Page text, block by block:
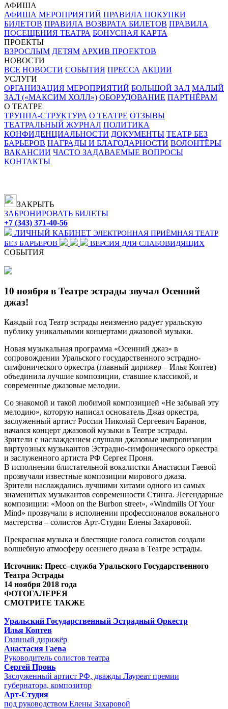
АФИША
АФИША МЕРОПРИЯТИЙ ПРАВИЛА ПОКУПКИ
БИЛЕТОВ ПРАВИЛА ВОЗВРАТА БИЛЕТОВ ПРАВИЛА
ПОСЕЩЕНИЯ ТЕАТРА БОНУСНАЯ КАРТА
ПРОЕКТЫ
ВЗРОСЛЫМ ДЕТЯМ АРХИВ ПРОЕКТОВ
НОВОСТИ
ВСЕ НОВОСТИ СОБЫТИЯ ПРЕССА АКЦИИ
УСЛУГИ
ОРГАНИЗАЦИЯ МЕРОПРИЯТИЙ БОЛЬШОЙ ЗАЛ МАЛЫЙ
ЗАЛ («МАКСИМ ХОЛЛ») ОБОРУДОВАНИЕ ПАРТНЁРАМ
О ТЕАТРЕ
ТРУППА-СТРУКТУРА О ТЕАТРЕ ОТЗЫВЫ
ТЕАТРАЛЬНЫЙ ЖУРНАЛ ПОЛИТИКА
КОНФИДЕНЦИАЛЬНОСТИ ДОКУМЕНТЫ ТЕАТР БЕЗ
БАРЬЕРОВ НАГРАДЫ И БЛАГОДАРНОСТИ ВОЛОНТЁРЫ
ВАКАНСИИ ЧАСТО ЗАДАВАЕМЫЕ ВОПРОСЫ
КОНТАКТЫ
ЗАКРЫТЬ
ЗАБРОНИРОВАТЬ БИЛЕТЫ
+7 (343) 371-40-56
ЛИЧНЫЙ КАБИНЕТ ЭЛЕКТРОННАЯ ПРИЁМНАЯ ТЕАТР
БЕЗ БАРЬЕРОВ
ВЕРСИЯ ДЛЯ СЛАБОВИДЯЩИХ
СОБЫТИЯ
10 ноября в Театре эстрады звучал Осенний
джаз!
Каждый год Театр эстрады неизменно радует уральскую
публику уникальными концертами джазовой музыки.
Новая музыкальная программа «Осенний джаз» в
сопровождении Уральского государственного эстрадно-
симфонического оркестра (главный дирижер – Илья Коптев)
объединила лучшие композиции, ставшие классикой, и
современные джазовые мелодии.
Со знакомой и такой любимой композицией «Не забывай эту
мелодию», которую написал основатель Джаз оркестра,
заслуженный артист России Николай Сергеевич Баранов,
начался концерт джазовой музыки в Театре эстрады.
Зрители с наслаждением слушали джазовые импровизации
виртуозных музыкантов Эстрадно-симфонического оркестра
и заслуженного артиста РФ Сергея Проня.
В исполнении блистательной вокалистки Анастасии Гаевой
прозвучали известные композиции мирового джаза.
Зрители наслаждались лучшими хитами одного из самых
знаменитых музыкантов современности Стинга. Легендарные
композиции: «Moon on the Burbon street», «Windmills OfYour
Mind» прозвучали в исполнении профессионалов вокального
мастерства – солистов Арт-Студии Елены Захаровой.
Прекрасная музыка и блестящие голоса солистов создали
волшебную атмосферу осеннего джаза в Театре эстрады.
Источник: Пресс–служба Уральского Государственного
Театра Эстрады
14 ноября 2018 года
ФОТОГАЛЕРЕЯ
СМОТРИТЕ ТАКЖЕ
Уральский Государственный Эстрадный Оркестр
Илья Коптев
Главный дирижёр
Анастасия Гаева
Руководитель солистов театра
Сергей Пронь
Заслуженный артист РФ, дважды Лауреат премии
губернатора, композитор
Арт-Студия
под руководством Елены Захаровой